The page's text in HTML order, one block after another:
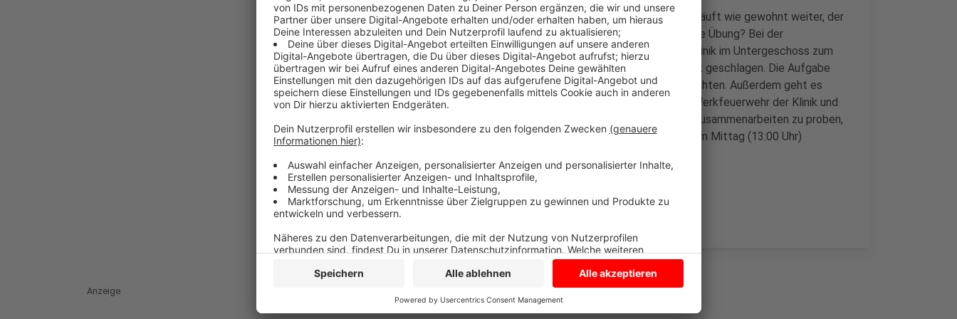
Besucher sehen deshalb viele Feuerwehrautos. Der Klinikbetrieb läuft wie gewohnt weiter, der
Zugang für Besucher ist uneingeschränkt möglich. Doch warum die Übung? Bei der
Strahlentherapie fällt teilweise Abfallwasser an. Das lagert die Klinik im Untergeschoss zum
Abstrahlen zwischen. In dem Übungsszenario ist der Behälter leck geschlagen. Die Aufgabe
der Feuerwehr ist es den Bereich zu sichern und das Leck abzudichten. Außerdem geht es
darum mögliche Verletzte zu retten. Bei der Übung arbeiten die Werkfeuerwehr der Klinik und
die Feuerwehr der Stadt Münster zusammen. Es ist wichtig das Zusammenarbeiten zu proben,
damit im Ernstfall jeder weiß, was zu tun ist. Die Übung soll bis zum Mittag (13:00 Uhr)
Anzeige
Anzeige